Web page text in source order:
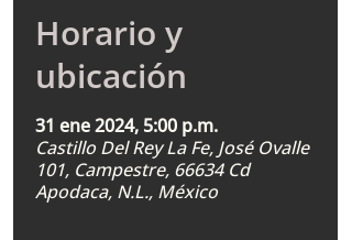
Horario y
ubicación
31 ene 2024, 5:00 p.m.
Castillo Del Rey La Fe, José Ovalle
101, Campestre, 66634 Cd
Apodaca, N.L., México